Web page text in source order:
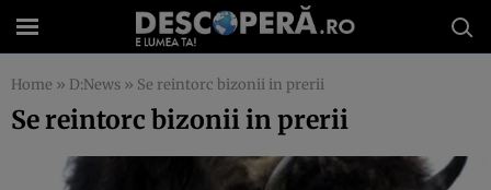
Home » D:News » Se reintorc bizonii in prerii
Se reintorc bizonii in prerii